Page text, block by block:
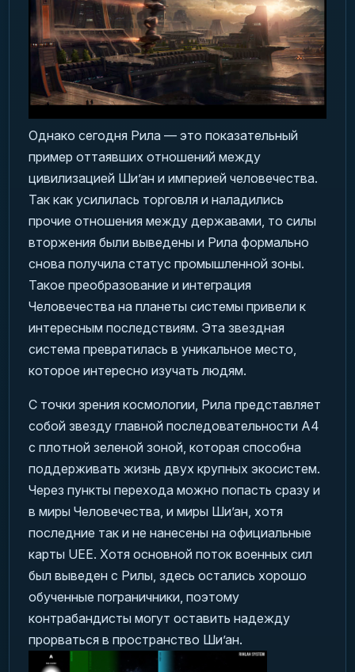
Однако сегодня Рила — это показательный
пример оттаявших отношений между
цивилизацией Ши’ан и империей человечества.
Так как усилилась торговля и наладились
прочие отношения между державами, то силы
вторжения были выведены и Рила формально
снова получила статус промышленной зоны.
Такое преобразование и интеграция
Человечества на планеты системы привели к
интересным последствиям. Эта звездная
система превратилась в уникальное место,
которое интересно изучать людям.
С точки зрения космологии, Рила представляет
собой звезду главной последовательности А4
с плотной зеленой зоной, которая способна
поддерживать жизнь двух крупных экосистем.
Через пункты перехода можно попасть сразу и
в миры Человечества, и миры Ши’ан, хотя
последние так и не нанесены на официальные
карты UEE. Хотя основной поток военных сил
был выведен с Рилы, здесь остались хорошо
обученные пограничники, поэтому
контрабандисты могут оставить надежду
прорваться в пространство Ши’ан.